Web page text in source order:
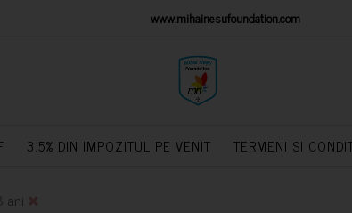
PLATFORM www.mihainesufoundation.com
3.5% DIN IMPOZITUL PE VENIT TERMENI SI
ani